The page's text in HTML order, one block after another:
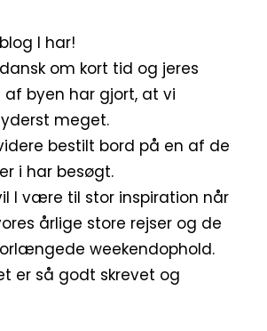
I har!
om kort tid og jeres
af byen har gjort, at vi
meget.
bestilt bord på en af de
i har besøgt.
I være til stor inspiration når
årlige store rejser og de
weekendophold.
er så godt skrevet og